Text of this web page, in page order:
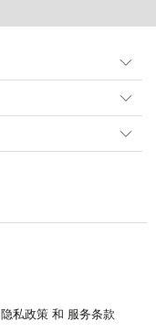
隐私政策 和 服务条款